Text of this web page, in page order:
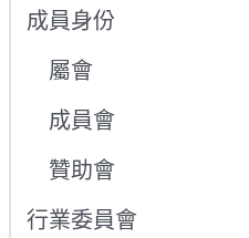
成員身份
屬會
成員會
贊助會
行業委員會